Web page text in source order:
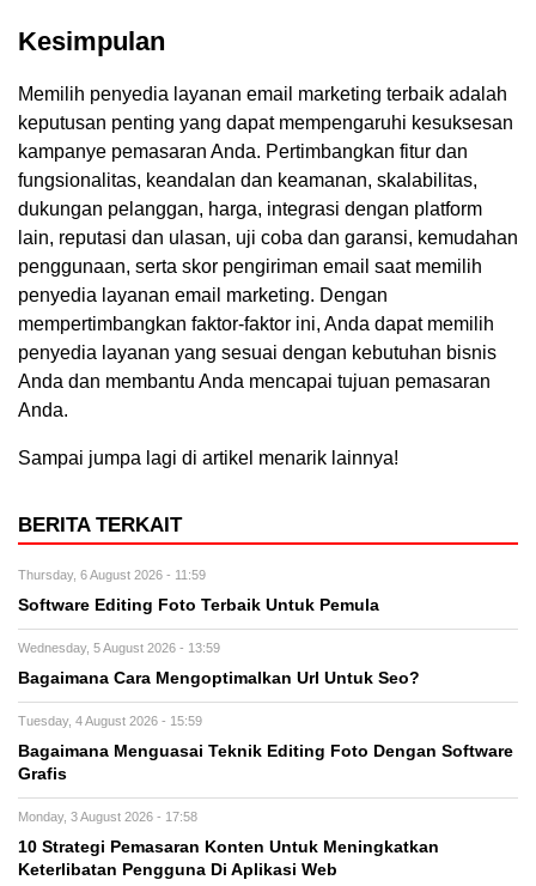
Kesimpulan
Memilih penyedia layanan email marketing terbaik adalah
keputusan penting yang dapat mempengaruhi kesuksesan
kampanye pemasaran Anda. Pertimbangkan fitur dan
fungsionalitas, keandalan dan keamanan, skalabilitas,
dukungan pelanggan, harga, integrasi dengan platform
lain, reputasi dan ulasan, uji coba dan garansi, kemudahan
penggunaan, serta skor pengiriman email saat memilih
penyedia layanan email marketing. Dengan
mempertimbangkan faktor-faktor ini, Anda dapat memilih
penyedia layanan yang sesuai dengan kebutuhan bisnis
Anda dan membantu Anda mencapai tujuan pemasaran
Anda.
Sampai jumpa lagi di artikel menarik lainnya!
BERITA TERKAIT
Thursday, 6 August 2026 - 11:59
Software Editing Foto Terbaik Untuk Pemula
Wednesday, 5 August 2026 - 13:59
Bagaimana Cara Mengoptimalkan Url Untuk Seo?
Tuesday, 4 August 2026 - 15:59
Bagaimana Menguasai Teknik Editing Foto Dengan Software
Grafis
Monday, 3 August 2026 - 17:58
10 Strategi Pemasaran Konten Untuk Meningkatkan
Keterlibatan Pengguna Di Aplikasi Web